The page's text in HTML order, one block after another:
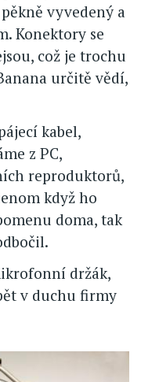
vyvedený a
Konektory se
což je trochu
určitě vědí,
kabel,
z PC,
reproduktorů,
když ho
doma, tak
držák,
v duchu firmy